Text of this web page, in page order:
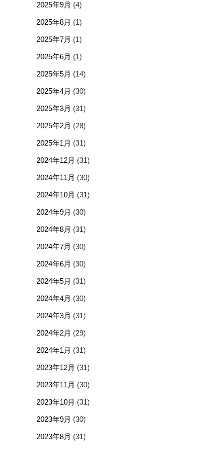
2025年9月 (4)
2025年8月 (1)
2025年7月 (1)
2025年6月 (1)
2025年5月 (14)
2025年4月 (30)
2025年3月 (31)
2025年2月 (28)
2025年1月 (31)
2024年12月 (31)
2024年11月 (30)
2024年10月 (31)
2024年9月 (30)
2024年8月 (31)
2024年7月 (30)
2024年6月 (30)
2024年5月 (31)
2024年4月 (30)
2024年3月 (31)
2024年2月 (29)
2024年1月 (31)
2023年12月 (31)
2023年11月 (30)
2023年10月 (31)
2023年9月 (30)
2023年8月 (31)